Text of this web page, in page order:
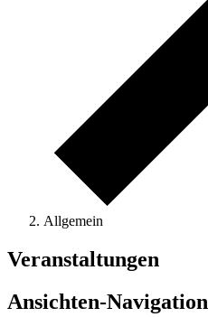
Allgemein
Veranstaltungen
Ansichten-Navigation